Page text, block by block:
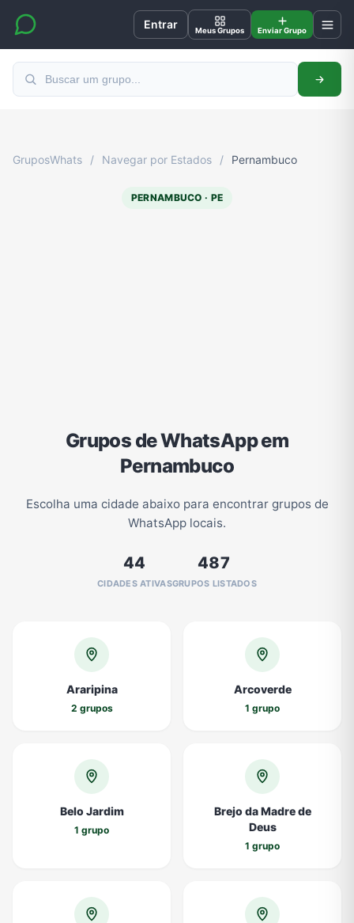
Entrar Meus Grupos Enviar Grupo
GruposWhats / Navegar por Estados / Pernambuco
PERNAMBUCO · PE
Grupos de WhatsApp em
Pernambuco
Escolha uma cidade abaixo para encontrar grupos de
WhatsApp locais.
44
CIDADES ATIVAS
487
GRUPOS LISTADOS
Araripina
2 grupos
Arcoverde
1 grupo
Belo Jardim
1 grupo
Brejo da Madre de
Deus
1 grupo